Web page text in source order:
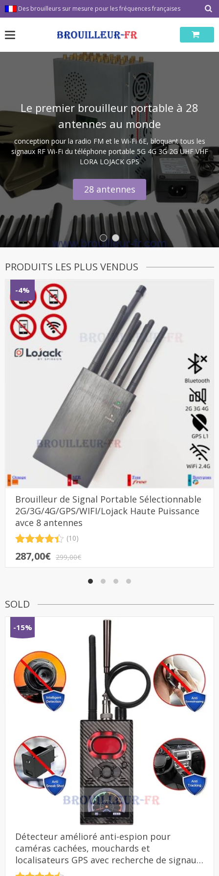
Passer
au
Des brouilleurs sur mesure pour les fréquences françaises
Le premier brouilleur portable à 28
antennes au monde
conception pour la radio FM et le Wi-Fi 6E, bloquant tous les
signaux RF Wi-Fi du téléphone portable 5G 4G 3G 2G UHF VHF
LORA LOJACK GPS
28 antennes
PRODUITS LES PLUS VENDUS
-4%
Brouilleur de Signal Portable Sélectionnable
2G/3G/4G/GPS/WIFI/Lojack Haute Puissance
avce 8 antennes
sur 5
basé
(10)
299,00€
Le
prix
299,00€.
287,00€
Le
prix
287,00€.
SOLD
-15%
Détecteur amélioré anti-espion pour
caméras cachées, mouchards et
localisateurs GPS avec recherche de signaux
RF